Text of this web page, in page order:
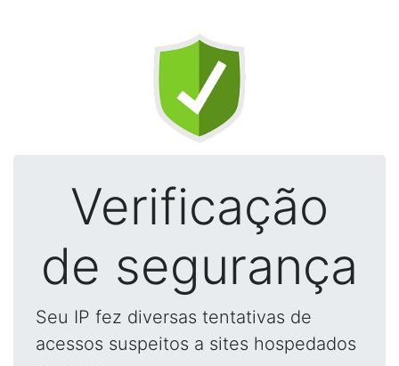
Verificação
de segurança
Seu IP fez diversas tentativas de
acessos suspeitos a sites hospedados